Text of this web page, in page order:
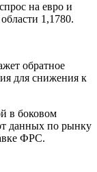
на евро и
1,1780.
обратное
для снижения к
в боковом
данных по рынку
ФРС.